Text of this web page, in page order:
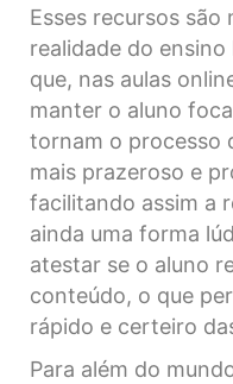
Esses recursos
realidade do
que, nas aulas
manter o aluno
tornam o processo
mais prazeroso e
facilitando assim a
ainda uma forma
atestar se o aluno
conteúdo, o que
rápido e certeiro
Para além do